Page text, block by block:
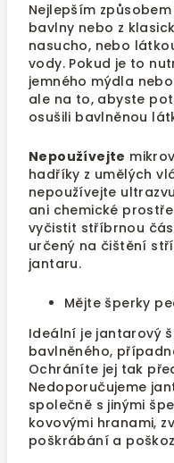
Nejlepším
bavlny nebo z
nasucho, nebo
vody. Pokud je to
jemného mýdla
ale na to, abyste
osušili bavlněnou
Nepoužívejte
hadříky z umělých
nepoužívejte
ani chemické
vyčistit stříbrnou
určený na čištění
jantaru.
Mějte šperky
Ideální je jantarový
bavlněného,
Ochráníte jej tak
Nedoporučujeme
společně s jinými
kovovými hranami,
poškrábání a